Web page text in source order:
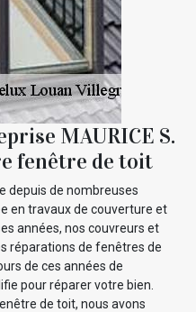
MAURICE S.
fenêtre de toit
depuis de nombreuses
en travaux de couverture et
années, nos couvreurs et
réparations de fenêtres de
de ces années de
pour réparer votre bien.
de toit, nous avons